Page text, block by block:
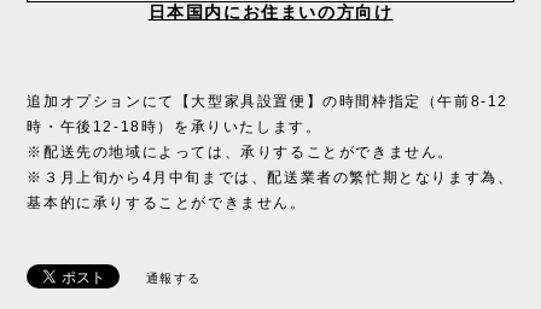
日本国内にお住まいの方向け
追加オプションにて【大型家具設置便】の時間枠指定（午前8-12
時・午後12-18時）を承りいたします。
※配送先の地域によっては、承りすることができません。
※３月上旬から4月中旬までは、配送業者の繁忙期となります為、
基本的に承りすることができません。
通報する